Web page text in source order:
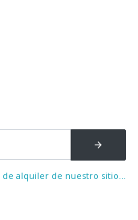
alquiler de nuestro sitio...